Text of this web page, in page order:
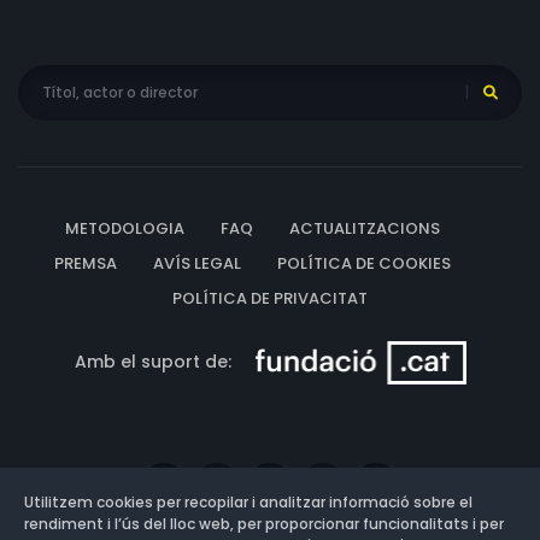
METODOLOGIA FAQ
ACTUALITZACIONS
PREMSA
AVÍS LEGAL
POLÍTICA DE COOKIES
POLÍTICA DE PRIVACITAT
Amb el suport de:
Utilitzem cookies per recopilar i analitzar informació sobre el
rendiment i l’ús del lloc web, per proporcionar funcionalitats i per